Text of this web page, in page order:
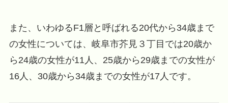
また、いわゆるF1層と呼ばれる20代から34歳まで
の女性については、岐阜市芥見３丁目では20歳か
ら24歳の女性が11人、25歳から29歳までの女性が
16人、30歳から34歳までの女性が17人です。